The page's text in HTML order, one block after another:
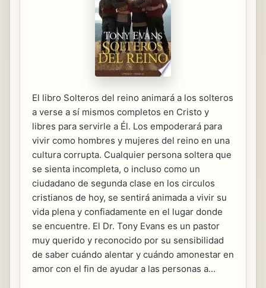
El libro Solteros del reino animará a los solteros
a verse a sí mismos completos en Cristo y
libres para servirle a Él. Los empoderará para
vivir como hombres y mujeres del reino en una
cultura corrupta. Cualquier persona soltera que
se sienta incompleta, o incluso como un
ciudadano de segunda clase en los circulos
cristianos de hoy, se sentirá animada a vivir su
vida plena y confiadamente en el lugar donde
se encuentre. El Dr. Tony Evans es un pastor
muy querido y reconocido por su sensibilidad
de saber cuándo alentar y cuándo amonestar en
amor con el fin de ayudar a las personas a...